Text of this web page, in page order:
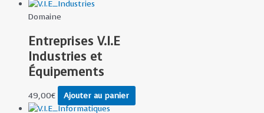
Domaine
Entreprises V.I.E
Industries et
Équipements
49,00€ Ajouter au panier